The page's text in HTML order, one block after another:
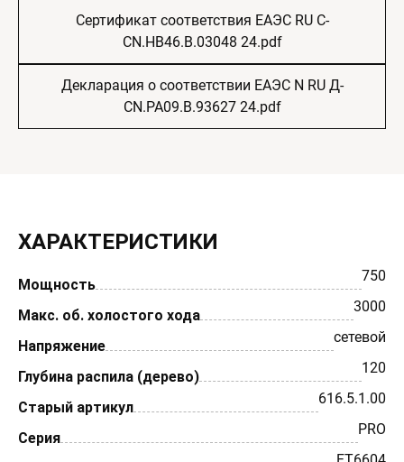
Сертификат соответствия ЕАЭС RU С-
CN.НВ46.В.03048 24.pdf
Декларация о соответствии ЕАЭС N RU Д-
CN.РА09.В.93627 24.pdf
ХАРАКТЕРИСТИКИ
Мощность
750
Макс. об. холостого хода
3000
Напряжение
сетевой
Глубина распила (дерево)
120
Старый артикул
616.5.1.00
Серия
PRO